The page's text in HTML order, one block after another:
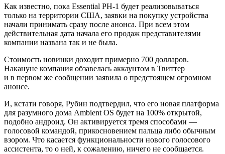
Как известно, пока Essential PH-1 будет реализовываться
только на территории США, заявки на покупку устройства
начали принимать сразу после анонса. При всем этом
действительная дата начала его продаж представителями
компании названа так и не была.
Стоимость новинки доходит примерно 700 долларов.
Накануне компания обзавелась аккаунтом в Твиттер
и в первом же сообщении заявила о предстоящем огромном
анонсе.
И, кстати говоря, Рубин подтвердил, что его новая платформа
для разумного дома Ambient OS будет на 100% открытой,
подобно андроид. Он активируется тремя способами —
голосовой командой, прикосновением пальца либо обычным
взором. Что касается функциональности нового голосового
ассистента, то о ней, к сожалению, ничего не сообщается.